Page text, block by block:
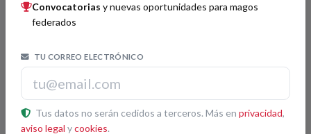
Alberto Arranz Llorente
Enric Magoo 6
Jorge Blass
Convocatorias y nuevas oportunidades para magos
federados
TU CORREO ELECTRÓNICO
Tus datos no serán cedidos a terceros. Más en privacidad,
aviso legal ycookies.